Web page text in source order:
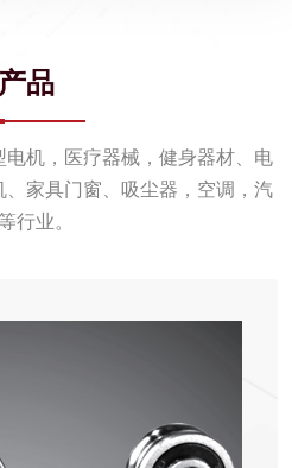
产品
机，医疗器械，健身器材、电
家具门窗、吸尘器，空调，汽
行业。